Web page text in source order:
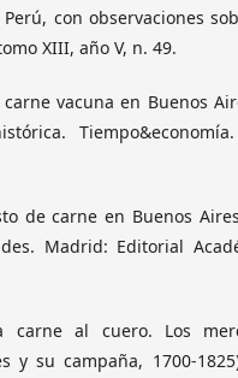
con observaciones
XIII, año V, n. 49.
vacuna en Buenos
de carne en Buenos
Madrid: Editorial
carne al cuero. Los
y su campaña, 1700-